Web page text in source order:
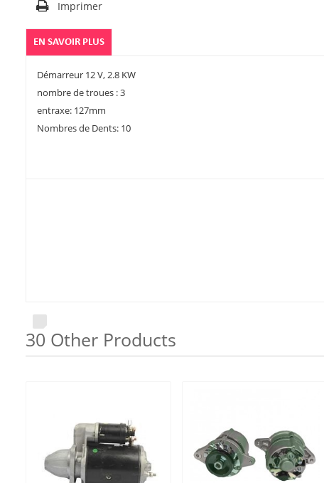
Imprimer
EN SAVOIR PLUS
Démarreur 12 V, 2.8 KW
nombre de troues : 3
entraxe: 127mm
Nombres de Dents: 10
30 Other Products